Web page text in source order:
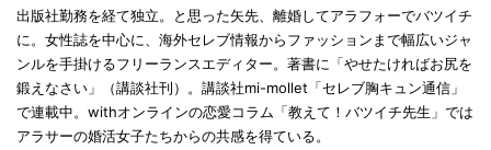
出版社勤務を経て独立。と思った矢先、離婚してアラフォーでバツイチ
に。女性誌を中心に、海外セレブ情報からファッションまで幅広いジャ
ンルを手掛けるフリーランスエディター。著書に「やせたければお尻を
鍛えなさい」（講談社刊）。講談社mi-mollet「セレブ胸キュン通信」
で連載中。withオンラインの恋愛コラム「教えて！バツイチ先生」では
アラサーの婚活女子たちからの共感を得ている。